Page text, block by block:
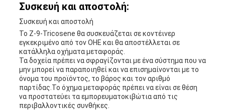
Συσκευή και αποστολή:
Συσκευή και αποστολή
Το Z-9-Tricosene θα συσκευάζεται σε κοντέινερ
εγκεκριμένο από τον ΟΗΕ και θα αποστέλλεται σε
κατάλληλα οχήματα μεταφοράς.
Τα δοχεία πρέπει να σφραγίζονται με ένα σύστημα που να
μην μπορεί να παραποιηθεί και να επισημαίνονται με το
όνομα του προϊόντος, το βάρος και τον αριθμό
παρτίδας.Το όχημα μεταφοράς πρέπει να είναι σε θέση
να προστατεύει τα εμπορευματοκιβώτια από τις
περιβαλλοντικές συνθήκες.